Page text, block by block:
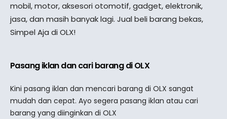
mobil, motor, aksesori otomotif, gadget, elektronik,
jasa, dan masih banyak lagi. Jual beli barang bekas,
Simpel Aja di OLX!
Pasang iklan dan cari barang di OLX
Kini pasang iklan dan mencari barang di OLX sangat
mudah dan cepat. Ayo segera pasang iklan atau cari
barang yang diinginkan di OLX